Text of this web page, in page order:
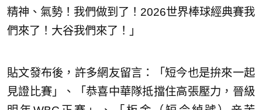
精神、氣勢！我們做到了！2026世界棒球經典賽我
們來了！大谷我們來了！」
貼文發布後，許多網友留言：「短今也是拚來一起
見證比賽」、「恭喜中華隊抵擋住高張壓力，晉級